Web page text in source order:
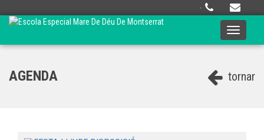
·
Toggle
tornar
AGENDA